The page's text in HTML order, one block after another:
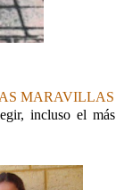
MARAVILLAS
incluso el más